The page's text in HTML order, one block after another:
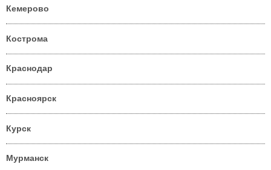
Кемерово
Кострома
Краснодар
Красноярск
Курск
Мурманск